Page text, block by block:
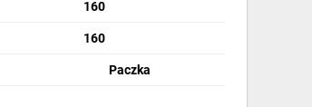
160
160
Paczka